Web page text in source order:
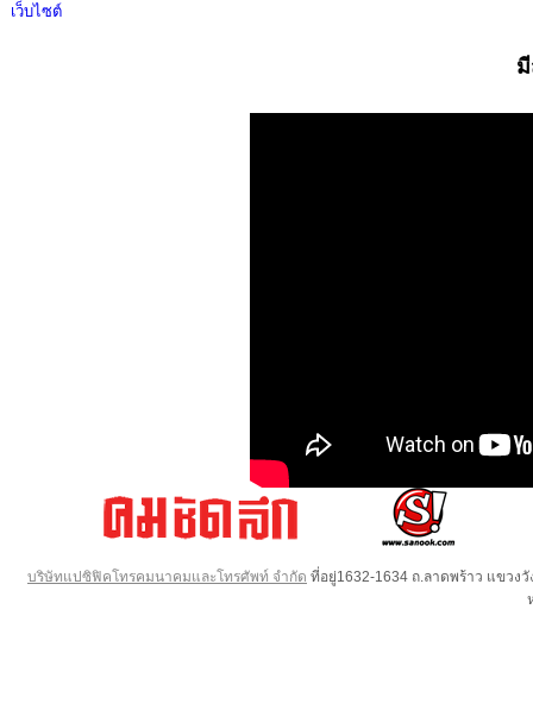
เว็บไซต์
บริษัทแปซิฟิคโทรคมนาคมและโทรศัพท์ จำกัด ที่อยู่1632-1634 ถ.ลาดพร้าว แขวง